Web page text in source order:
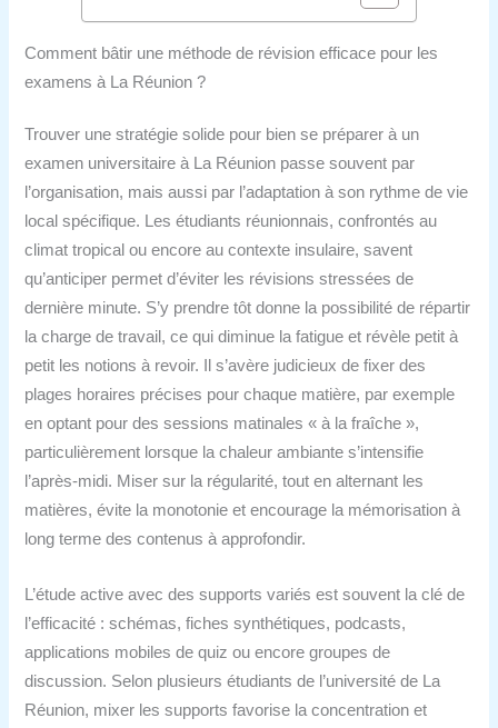
Comment bâtir une méthode de révision efficace pour les
examens à La Réunion ?
Trouver une stratégie solide pour bien se préparer à un
examen universitaire à La Réunion passe souvent par
l’organisation, mais aussi par l’adaptation à son rythme de vie
local spécifique. Les étudiants réunionnais, confrontés au
climat tropical ou encore au contexte insulaire, savent
qu’anticiper permet d’éviter les révisions stressées de
dernière minute. S’y prendre tôt donne la possibilité de répartir
la charge de travail, ce qui diminue la fatigue et révèle petit à
petit les notions à revoir. Il s’avère judicieux de fixer des
plages horaires précises pour chaque matière, par exemple
en optant pour des sessions matinales « à la fraîche »,
particulièrement lorsque la chaleur ambiante s’intensifie
l’après-midi. Miser sur la régularité, tout en alternant les
matières, évite la monotonie et encourage la mémorisation à
long terme des contenus à approfondir.
L’étude active avec des supports variés est souvent la clé de
l’efficacité : schémas, fiches synthétiques, podcasts,
applications mobiles de quiz ou encore groupes de
discussion. Selon plusieurs étudiants de l’université de La
Réunion, mixer les supports favorise la concentration et